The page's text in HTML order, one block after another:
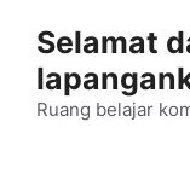
Selamat
Ruang belajar